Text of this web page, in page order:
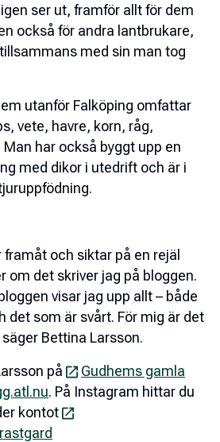
ser ut, framför allt för dem
också för andra lantbrukare,
med sin man tog
utanför Falköping omfattar
vete, havre, korn, råg,
har också byggt upp en
med dikor i utedrift och är i
framåt och siktar på en rejäl
om det skriver jag på bloggen.
visar jag upp allt – både
det som är svårt. För mig är det
Bettina Larsson.
på
Gudhems gamla
. På Instagram hittar du
kontot